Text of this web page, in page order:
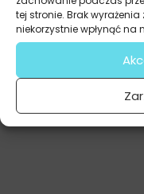
tej stronie. Brak
niekorzystnie wpłynąć na